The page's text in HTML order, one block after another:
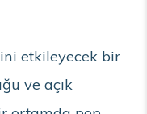
etkileyecek bir
ve açık